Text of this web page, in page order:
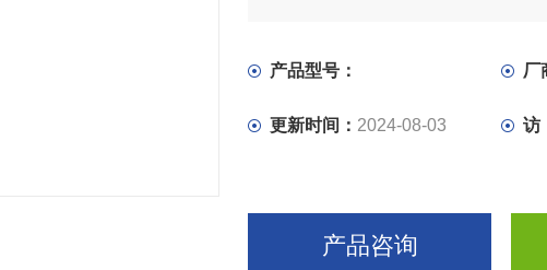
产品型号： 厂
更新时间： 2024-08-03 访
产品咨询